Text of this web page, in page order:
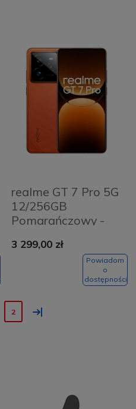
realme GT 7 Pro 5G
12/256GB
Pomarańczowy -
3 299,00 zł
Powiadom
o
dostępności
2 »